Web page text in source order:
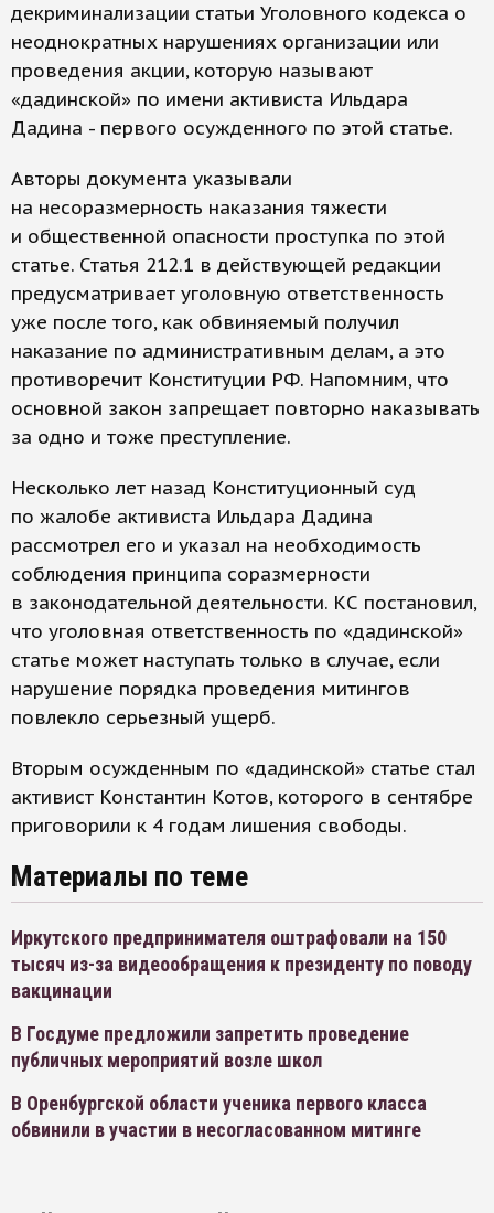
декриминализации статьи Уголовного кодекса о
неоднократных нарушениях организации или
проведения акции, которую называют
«дадинской» по имени активиста Ильдара
Дадина - первого осужденного по этой статье.
Авторы документа указывали
на несоразмерность наказания тяжести
и общественной опасности проступка по этой
статье. Статья 212.1 в действующей редакции
предусматривает уголовную ответственность
уже после того, как обвиняемый получил
наказание по административным делам, а это
противоречит Конституции РФ. Напомним, что
основной закон запрещает повторно наказывать
за одно и тоже преступление.
Несколько лет назад Конституционный суд
по жалобе активиста Ильдара Дадина
рассмотрел его и указал на необходимость
соблюдения принципа соразмерности
в законодательной деятельности. КС постановил,
что уголовная ответственность по «дадинской»
статье может наступать только в случае, если
нарушение порядка проведения митингов
повлекло серьезный ущерб.
Вторым осужденным по «дадинской» статье стал
активист Константин Котов, которого в сентябре
приговорили к 4 годам лишения свободы.
Материалы по теме
Иркутского предпринимателя оштрафовали на 150
тысяч из-за видеообращения к президенту по поводу
вакцинации
В Госдуме предложили запретить проведение
публичных мероприятий возле школ
В Оренбургской области ученика первого класса
обвинили в участии в несогласованном митинге